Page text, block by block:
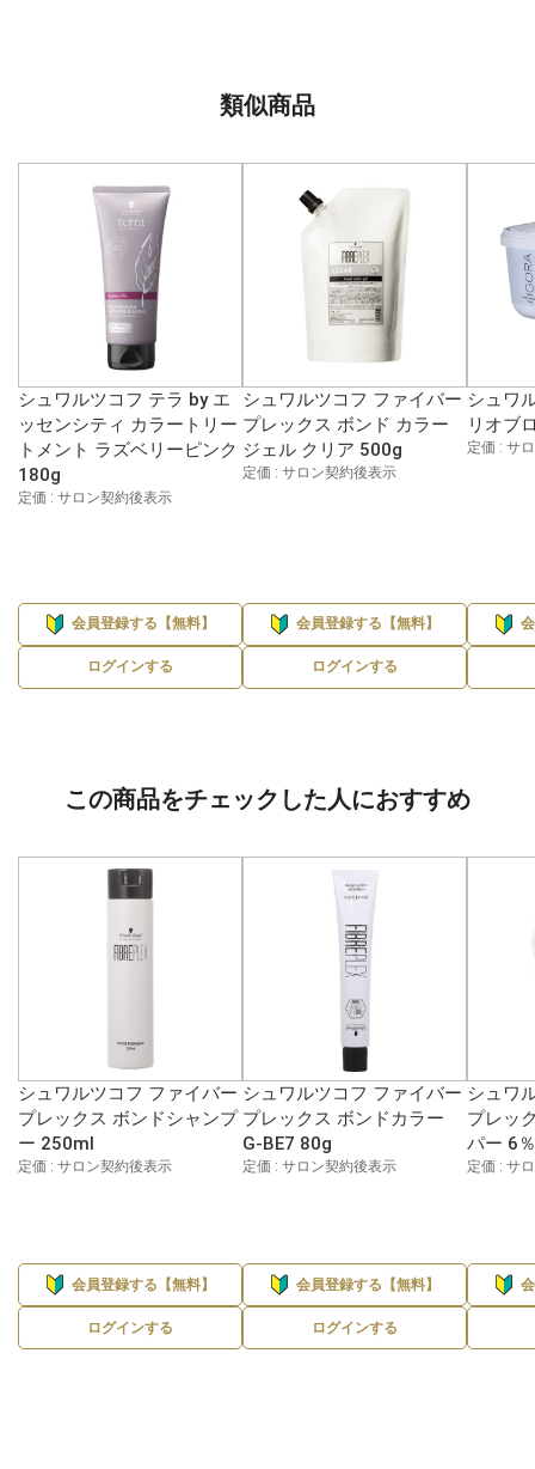
類似商品
シュワルツコフ テラ by エ
ッセンシティ カラートリー
トメント ラズベリーピンク
180g
定価 : サロン契約後表示
会員登録する【無料】
ログインする
シュワルツコフ ファイバー
プレックス ボンド カラー
ジェル クリア 500g
定価 : サロン契約後表示
会員登録する【無料】
ログインする
シュワ
リオブ
定価 : サ
この商品をチェックした人におすすめ
シュワルツコフ ファイバー
プレックス ボンドシャンプ
ー 250ml
定価 : サロン契約後表示
会員登録する【無料】
ログインする
シュワルツコフ ファイバー
プレックス ボンドカラー
G-BE7 80g
定価 : サロン契約後表示
会員登録する【無料】
ログインする
シュワ
プレッ
パー 6
定価 : サ